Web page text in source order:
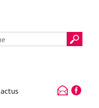
actus